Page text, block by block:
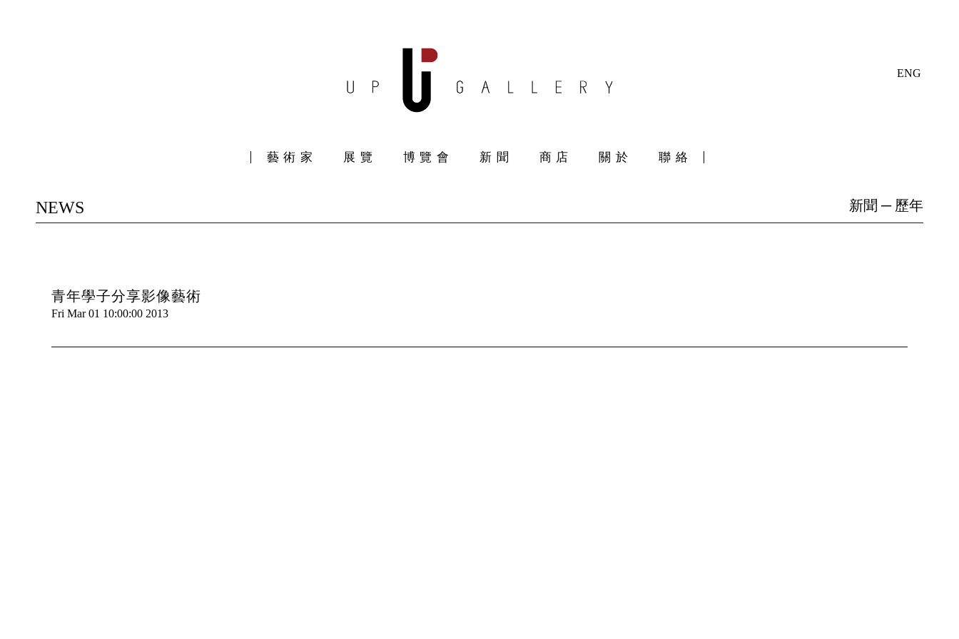
ENG
藝術家 展覽 博覽會 新聞 商店 關於 聯絡
NEWS 新聞 ─ 歷年
青年學子分享影像藝術
Fri Mar 01 10:00:00 2013